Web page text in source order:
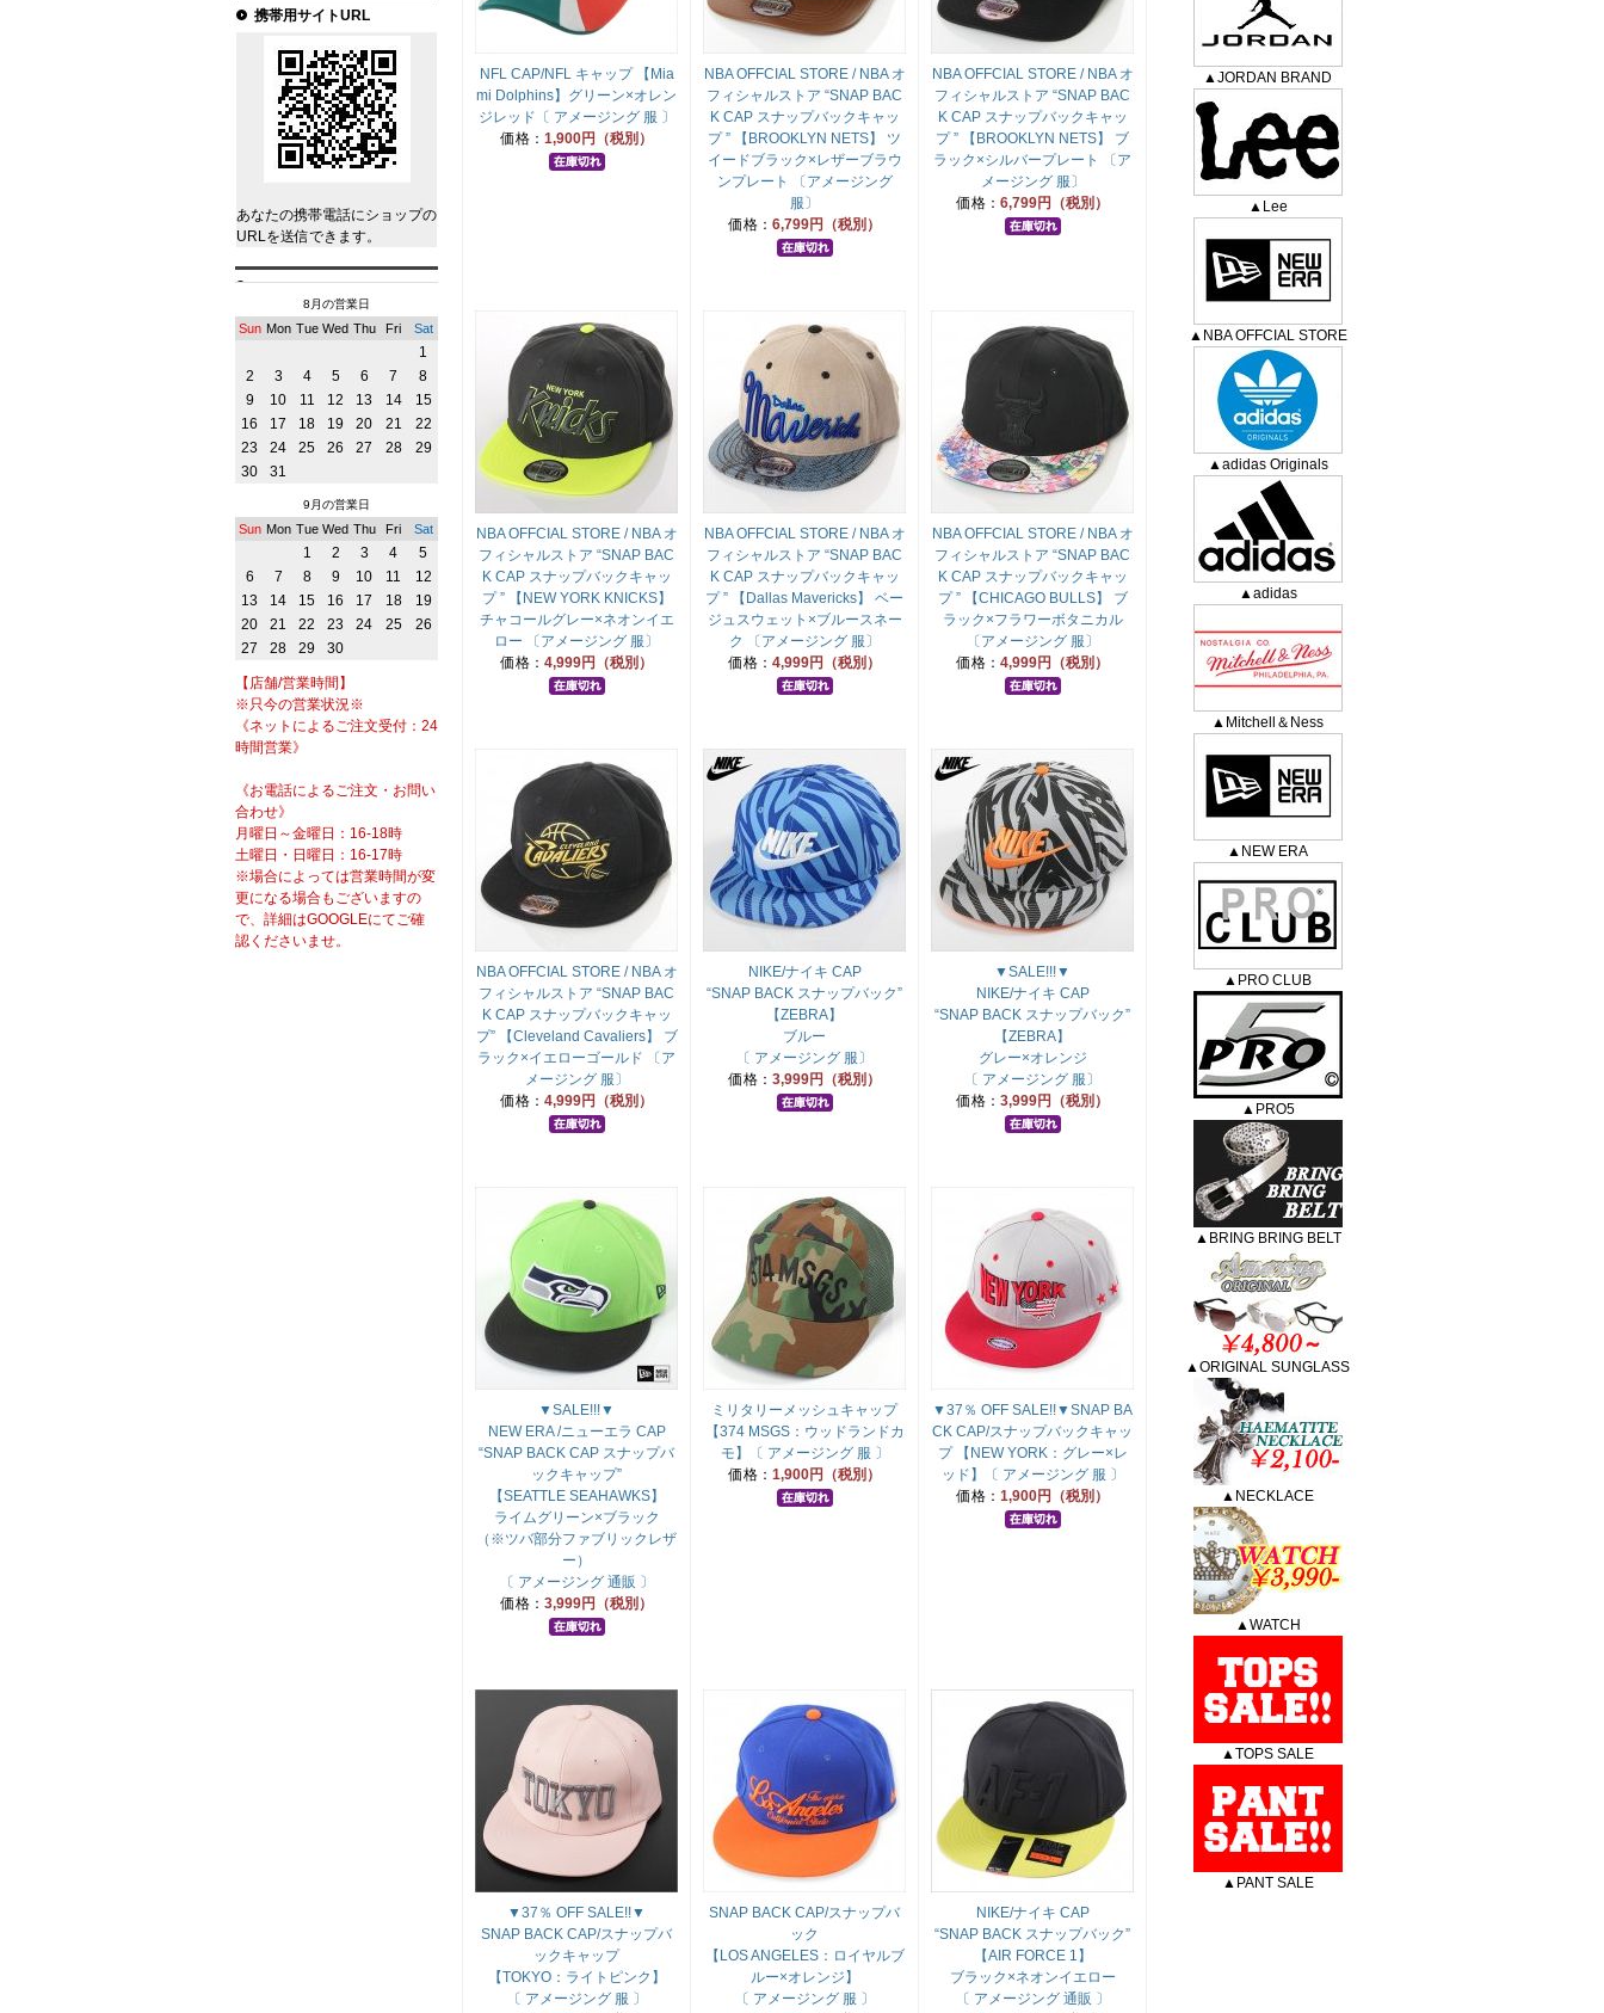
NFL CAP/NFL キャップ 【Mia
mi Dolphins】グリーン×オレン
ジレッド〔 アメージング 服 〕
価格： 1,900円（税別）
NBA OFFCIAL STORE / NBA オ
フィシャルストア “SNAP BAC
K CAP スナップバックキャッ
プ ” 【BROOKLYN NETS】 ツ
イードブラック×レザーブラウ
ンプレート 〔アメージング
服〕
価格： 6,799円（税別）
NBA OFFCIAL STORE / NBA オ
フィシャルストア “SNAP BAC
K CAP スナップバックキャッ
プ ” 【BROOKLYN NETS】 ブ
ラック×シルバープレート 〔ア
メージング 服〕
価格： 6,799円（税別）
NBA OFFCIAL STORE / NBA オ
フィシャルストア “SNAP BAC
K CAP スナップバックキャッ
プ ” 【NEW YORK KNICKS】
チャコールグレー×ネオンイエ
ロー 〔アメージング 服〕
価格： 4,999円（税別）
NBA OFFCIAL STORE / NBA オ
フィシャルストア “SNAP BAC
K CAP スナップバックキャッ
プ ” 【Dallas Mavericks】 ベー
ジュスウェット×ブルースネー
ク 〔アメージング 服〕
価格： 4,999円（税別）
NBA OFFCIAL STORE / NBA オ
フィシャルストア “SNAP BAC
K CAP スナップバックキャッ
プ ” 【CHICAGO BULLS】 ブ
ラック×フラワーボタニカル
〔アメージング 服〕
価格： 4,999円（税別）
NBA OFFCIAL STORE / NBA オ
フィシャルストア “SNAP BAC
K CAP スナップバックキャッ
プ” 【Cleveland Cavaliers】 ブ
ラック×イエローゴールド 〔ア
メージング 服〕
価格： 4,999円（税別）
NIKE/ナイキ CAP
“SNAP BACK スナップバック”
【ZEBRA】
ブルー
〔 アメージング 服〕
価格： 3,999円（税別）
▼SALE!!!▼
NIKE/ナイキ CAP
“SNAP BACK スナップバック”
【ZEBRA】
グレー×オレンジ
〔 アメージング 服〕
価格： 3,999円（税別）
▼SALE!!!▼
NEW ERA /ニューエラ CAP
“SNAP BACK CAP スナップバ
ックキャップ”
【SEATTLE SEAHAWKS】
ライムグリーン×ブラック
（※ツバ部分ファブリックレザ
ー）
〔 アメージング 通販 〕
価格： 3,999円（税別）
ミリタリーメッシュキャップ
【374 MSGS：ウッドランドカ
モ】〔 アメージング 服 〕
価格： 1,900円（税別）
▼37％ OFF SALE!!▼SNAP BA
CK CAP/スナップバックキャッ
プ 【NEW YORK：グレー×レ
ッド】〔 アメージング 服 〕
価格： 1,900円（税別）
▼37％ OFF SALE!!▼
SNAP BACK CAP/スナップバ
ックキャップ
【TOKYO：ライトピンク】
〔 アメージング 服 〕
SNAP BACK CAP/スナップバ
ック
【LOS ANGELES：ロイヤルブ
ルー×オレンジ】
〔 アメージング 服 〕
NIKE/ナイキ CAP
“SNAP BACK スナップバック”
【AIR FORCE 1】
ブラック×ネオンイエロー
〔 アメージング 通販 〕
携帯用サイトURL
あなたの携帯電話にショップの
URLを送信できます。
8月の営業日
Sun Mon Tue Wed Thu Fri Sat
1
2
3 4 5 6 7
8
9
10 11 12 13 14
15
16
17 18 19 20 21
22
23
24 25 26 27 28
29
30
31
9月の営業日
Sun Mon Tue Wed Thu Fri Sat
1 2 3 4
5
6
7 8 9 10 11
12
13
14 15 16 17 18
19
20
21 22 23 24 25
26
27
28 29 30
【店舗/営業時間】
※只今の営業状況※
《ネットによるご注文受付：24
時間営業》
《お電話によるご注文・お問い
合わせ》
月曜日～金曜日：16-18時
土曜日・日曜日：16-17時
※場合によっては営業時間が変
更になる場合もございますの
で、詳細はGOOGLEにてご確
認くださいませ。
▲JORDAN BRAND
▲Lee
▲NBA OFFCIAL STORE
▲adidas Originals
▲adidas
▲Mitchell＆Ness
▲NEW ERA
▲PRO CLUB
▲PRO5
▲BRING BRING BELT
▲ORIGINAL SUNGLASS
▲NECKLACE
▲WATCH
▲TOPS SALE
▲PANT SALE